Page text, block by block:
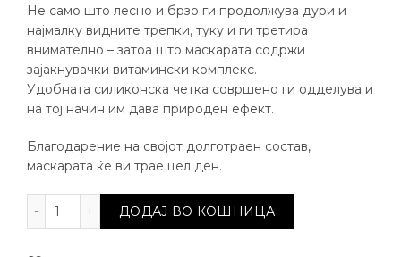
Не само што лесно и брзо ги продолжува дури и
најмалку видните трепки, туку и ги третира
внимателно – затоа што маскарата содржи
зајакнувачки витамински комплекс.
Удобната силиконска четка совршено ги одделува и
на тој начин им дава природен ефект.
Благодарение на својот долготраен состав,
маскарата ќе ви трае цел ден.
Маскара - Mega Lash количина
ДОДАЈ ВО КОШНИЦА